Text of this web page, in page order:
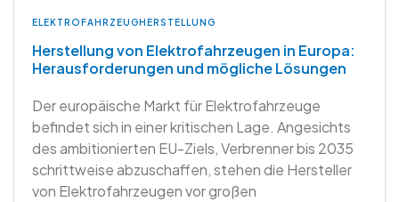
ELEKTROFAHRZEUGHERSTELLUNG
Herstellung von Elektrofahrzeugen in Europa:
Herausforderungen und mögliche Lösungen
Der europäische Markt für Elektrofahrzeuge
befindet sich in einer kritischen Lage. Angesichts
des ambitionierten EU-Ziels, Verbrenner bis 2035
schrittweise abzuschaffen, stehen die Hersteller
von Elektrofahrzeugen vor großen